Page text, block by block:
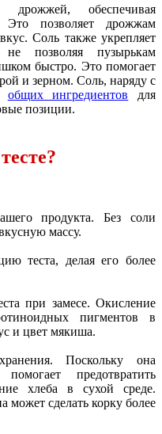
дрожжей, обеспечивая
позволяет дрожжам
Соль также укрепляет
не позволяя пузырькам
быстро. Это помогает
и зерном. Соль, наряду с
общих ингредиентов для
позиции.
продукта. Без соли
массу.
теста, делая его более
при замесе. Окисление
пигментов в
и цвет мякиша.
Поскольку она
предотвратить
хлеба в сухой среде.
может сделать корку более